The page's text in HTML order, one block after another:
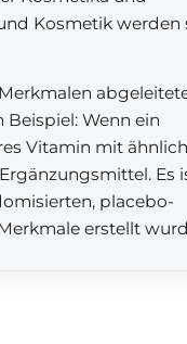
Kosmetik werden
Wenn ein
Vitamin mit
Es
placebo-
erstellt